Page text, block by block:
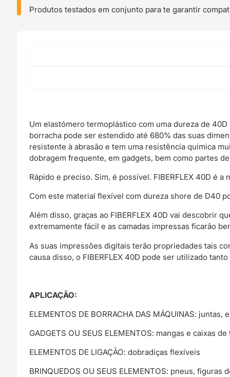
Produtos testados em conjunto para te garantir
Um elastómero termoplástico com uma dureza de
borracha pode ser estendido até 680% das suas
resistente à abrasão e tem uma resistência química
dobragem frequente, em gadgets, bem como partes
Rápido e preciso. Sim, é possível. FIBERFLEX 40D é a
Com este material flexível com dureza shore de D40
Além disso, graças ao FIBERFLEX 40D vai descobrir
extremamente fácil e as camadas impressas ficarão
As suas impressões digitais terão propriedades tais
causa disso, o FIBERFLEX 40D pode ser utilizado
APLICAÇÃO:
ELEMENTOS DE BORRACHA DAS MÁQUINAS:
GADGETS OU SEUS ELEMENTOS: mangas e caixas
ELEMENTOS DE LIGAÇÃO: dobradiças flexíveis
BRINQUEDOS OU SEUS ELEMENTOS: pneus, figuras